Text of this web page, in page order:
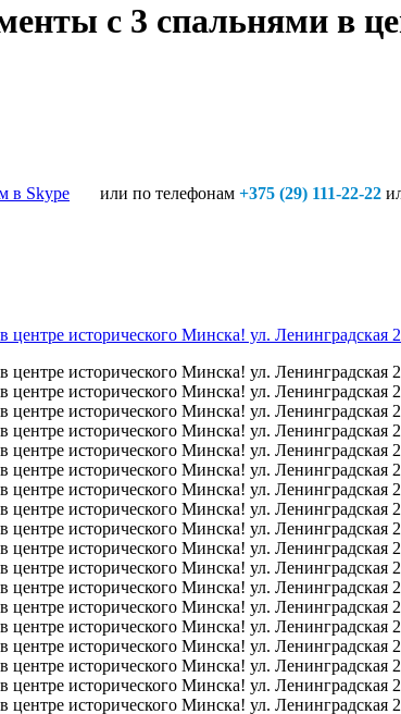
с 3 спальнями в
в Skype или по телефонам +375 (29) 111-22-22